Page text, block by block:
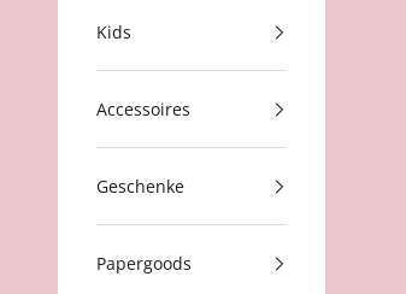
Kids
Accessoires
Geschenke
Papergoods